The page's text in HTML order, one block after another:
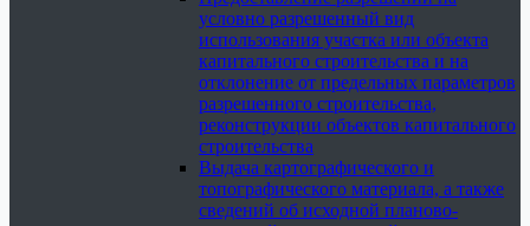
условно разрешенный вид
использования участка или объекта
капитального строительства и на
отклонение от предельных параметров
разрешенного строительства,
реконструкции объектов капитального
строительства
Выдача картографического и
топографического материала, а также
сведений об исходной планово-